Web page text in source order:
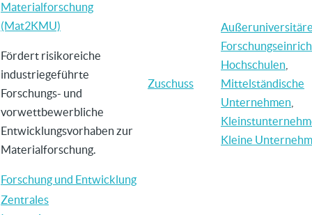
Materialforschung
(Mat2KMU)
Fördert risikoreiche
industriegeführte
Forschungs- und
vorwettbewerbliche
Entwicklungsvorhaben zur
Materialforschung.
Forschung und Entwicklung
Zuschuss
Hochschulen
Mittelständische
Unternehmen
Kleine
Zentrales